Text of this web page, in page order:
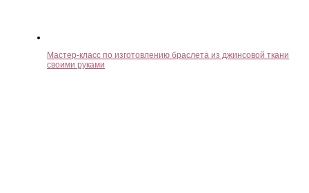
Мастер-класс по изготовлению браслета из джинсовой ткани
своими руками